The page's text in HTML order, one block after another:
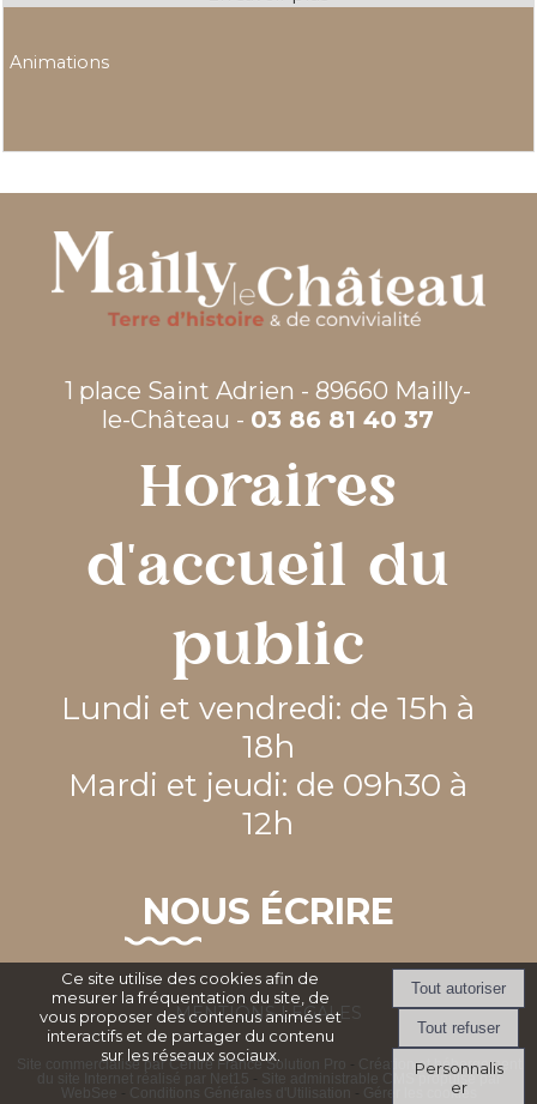
Animations
1 place Saint Adrien - 89660 Mailly-
le-Château - 03 86 81 40 37
Horaires
d'accueil du
public
Lundi et vendredi: de 15h à
18h
Mardi et jeudi: de 09h30 à
12h
NOUS ÉCRIRE
MENTIONS LEGALES
Site commercialisé par Centre France Solution Pro
Création et hébergement
du site Internet réalisé par Net15
Site administrable CMS propulsé par
WebSee
Conditions Générales d'Utilisation Gérer les cookies
Ce site utilise des cookies afin de
mesurer la fréquentation du site, de
vous proposer des contenus animés et
interactifs et de partager du contenu
sur les réseaux sociaux.
Personnalis
er